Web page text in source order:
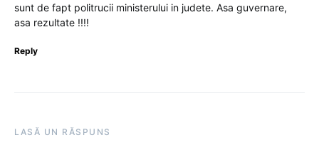
sunt de fapt politrucii ministerului in judete. Asa guvernare,
asa rezultate !!!!
Reply
LASĂ UN RĂSPUNS